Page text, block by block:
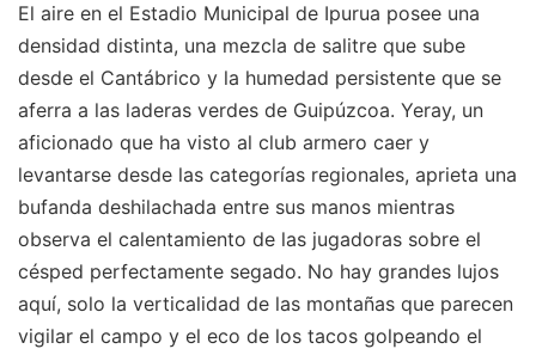
El aire en el Estadio Municipal de Ipurua posee una
densidad distinta, una mezcla de salitre que sube
desde el Cantábrico y la humedad persistente que se
aferra a las laderas verdes de Guipúzcoa. Yeray, un
aficionado que ha visto al club armero caer y
levantarse desde las categorías regionales, aprieta una
bufanda deshilachada entre sus manos mientras
observa el calentamiento de las jugadoras sobre el
césped perfectamente segado. No hay grandes lujos
aquí, solo la verticalidad de las montañas que parecen
vigilar el campo y el eco de los tacos golpeando el